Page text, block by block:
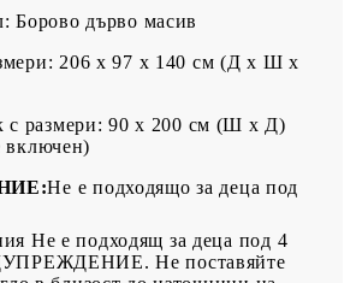
Борово дърво масив
206 x 97 x 140 cм (Д x Ш x
с размери: 90 x 200 см (Ш x Д)
включен)
Не е подходящо за деца под
Не е подходящ за деца под 4
Не поставяйте